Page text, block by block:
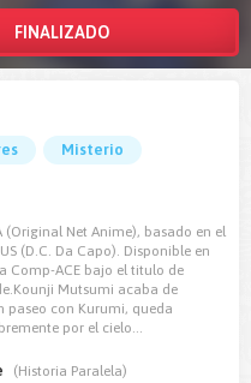
FINALIZADO
Misterio
Net Anime), basado en el
(D.C. Da Capo). Disponible en
Comp-ACE bajo el titulo de
Mutsumi acaba de
paseo con Kurumi, queda
por el cielo…
(Historia Paralela)